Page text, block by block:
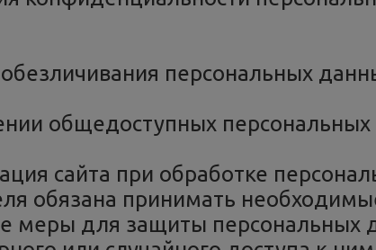
персональных
общедоступных персональных
сайта при обработке
обязана принимать
меры для защиты персональных